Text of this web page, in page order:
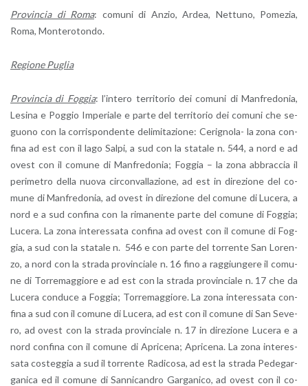
Pro­vin­cia di Roma: co­mu­ni di Anzio, Ardea, Net­tu­no, Po­me­zia,
Roma, Mon­te­ro­ton­do.
Re­gio­ne Pu­glia
Pro­vin­cia di Fog­gia: l’in­te­ro ter­ri­to­rio dei co­mu­ni di Man­fre­do­nia,
Le­si­na e Pog­gio Im­pe­ria­le e parte del ter­ri­to­rio dei co­mu­ni che se­
guo­no con la cor­ri­spon­den­te de­li­mi­ta­zio­ne: Ce­ri­gno­la- la zona con­
fi­na ad est con il lago Salpi, a sud con la sta­ta­le n. 544, a nord e ad
ovest con il co­mu­ne di Man­fre­do­nia; Fog­gia – la zona ab­brac­cia il
pe­ri­me­tro della nuova cir­con­val­la­zio­ne, ad est in di­re­zio­ne del co­
mu­ne di Man­fre­do­nia, ad ovest in di­re­zio­ne del co­mu­ne di Lu­ce­ra, a
nord e a sud con­fi­na con la ri­ma­nen­te parte del co­mu­ne di Fog­gia;
Lu­ce­ra. La zona in­te­res­sa­ta con­fi­na ad ovest con il co­mu­ne di Fog­
gia, a sud con la sta­ta­le n. 546 e con parte del tor­ren­te San Lo­ren­
zo, a nord con la stra­da pro­vin­cia­le n. 16 fino a rag­giun­ge­re il co­mu­
ne di Tor­re­mag­gio­re e ad est con la stra­da pro­vin­cia­le n. 17 che da
Lu­ce­ra con­du­ce a Fog­gia; Tor­re­mag­gio­re. La zona in­te­res­sa­ta con­
fi­na a sud con il co­mu­ne di Lu­ce­ra, ad est con il co­mu­ne di San Se­ve­
ro, ad ovest con la stra­da pro­vin­cia­le n. 17 in di­re­zio­ne Lu­ce­ra e a
nord con­fi­na con il co­mu­ne di Apri­ce­na; Apri­ce­na. La zona in­te­res­
sa­ta co­steg­gia a sud il tor­ren­te Ra­di­co­sa, ad est la stra­da Pe­de­gar­
ga­ni­ca ed il co­mu­ne di San­ni­can­dro Gar­ga­ni­co, ad ovest con il co­